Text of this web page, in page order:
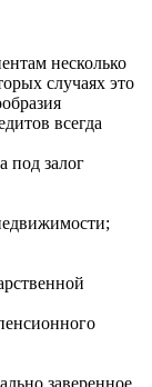
несколько
случаях это
всегда
под залог
заверенное